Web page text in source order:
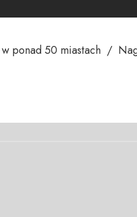
ponad 50 miastach  /